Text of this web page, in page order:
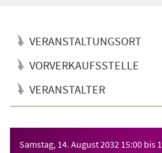
VERANSTALTUNGSORT
VORVERKAUFSSTELLE
VERANSTALTER
Samstag, 14. August 2032 15:00 bis